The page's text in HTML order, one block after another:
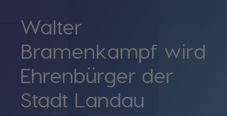
Walter
Bramenkampf wird
Ehrenbürger der
Stadt Landau